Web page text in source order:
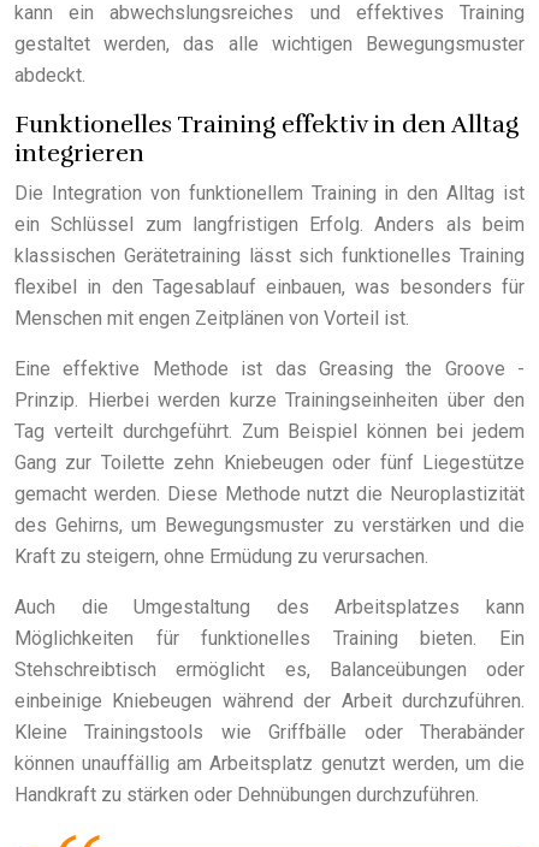
kann ein abwechslungsreiches und effektives Training
gestaltet werden, das alle wichtigen Bewegungsmuster
abdeckt.
Funktionelles Training effektiv in den Alltag
integrieren
Die Integration von funktionellem Training in den Alltag ist
ein Schlüssel zum langfristigen Erfolg. Anders als beim
klassischen Gerätetraining lässt sich funktionelles Training
flexibel in den Tagesablauf einbauen, was besonders für
Menschen mit engen Zeitplänen von Vorteil ist.
Eine effektive Methode ist das Greasing the Groove -
Prinzip. Hierbei werden kurze Trainingseinheiten über den
Tag verteilt durchgeführt. Zum Beispiel können bei jedem
Gang zur Toilette zehn Kniebeugen oder fünf Liegestütze
gemacht werden. Diese Methode nutzt die Neuroplastizität
des Gehirns, um Bewegungsmuster zu verstärken und die
Kraft zu steigern, ohne Ermüdung zu verursachen.
Auch die Umgestaltung des Arbeitsplatzes kann
Möglichkeiten für funktionelles Training bieten. Ein
Stehschreibtisch ermöglicht es, Balanceübungen oder
einbeinige Kniebeugen während der Arbeit durchzuführen.
Kleine Trainingstools wie Griffbälle oder Therabänder
können unauffällig am Arbeitsplatz genutzt werden, um die
Handkraft zu stärken oder Dehnübungen durchzuführen.